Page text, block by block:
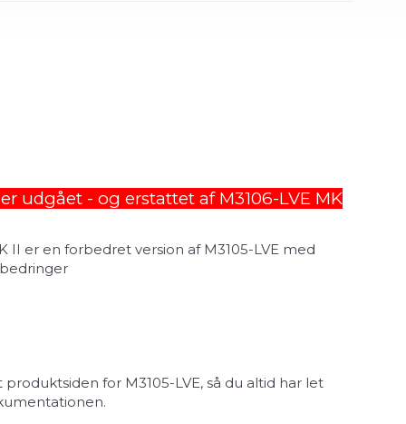
er udgået - og erstattet af M3106-LVE MK
II er en forbedret version af M3105-LVE med
for M3105-LVE, så du altid har let